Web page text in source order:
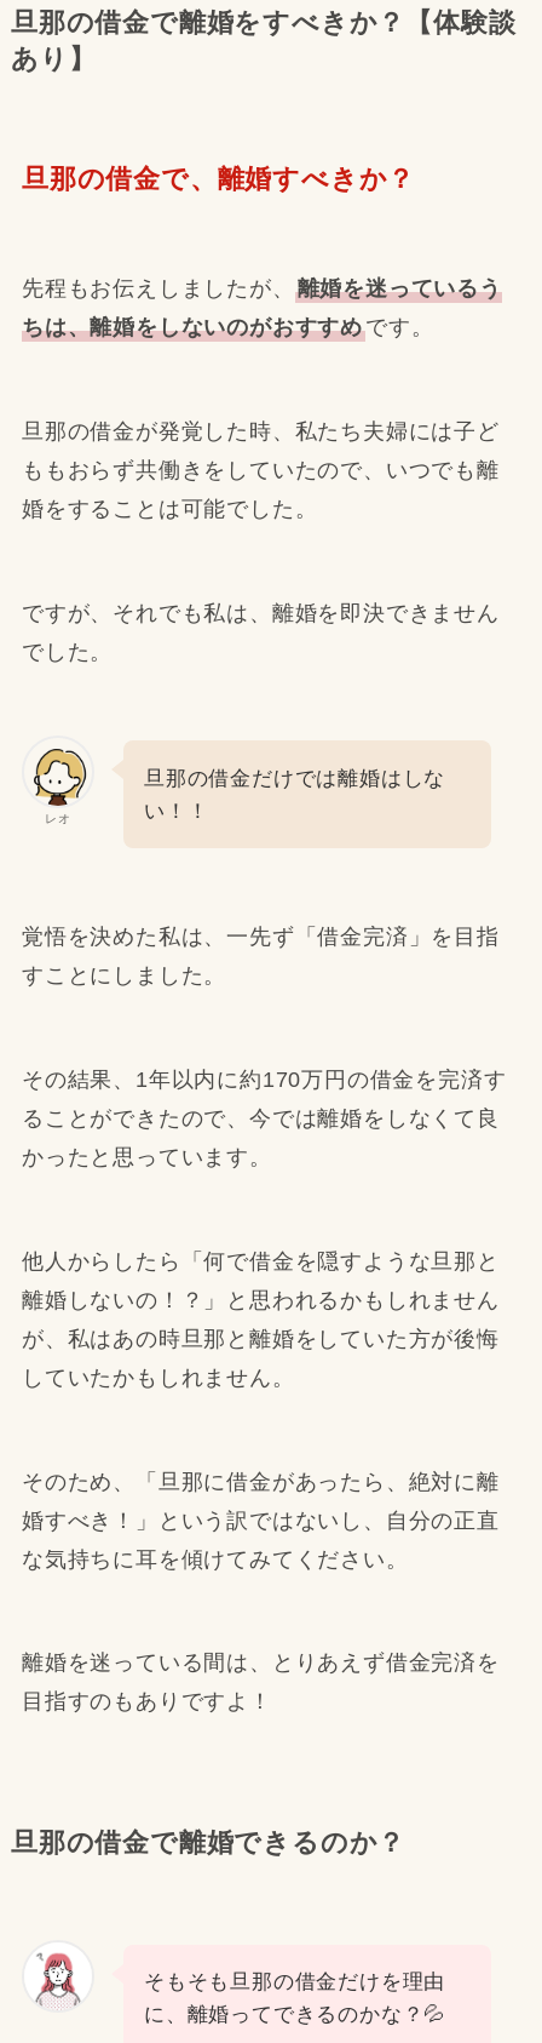
旦那の借金で離婚をすべきか？【体験談
あり】
旦那の借金で、離婚すべきか？
先程もお伝えしましたが、 離婚を迷っているう
ちは、離婚をしないのがおすすめです。
旦那の借金が発覚した時、私たち夫婦には子ど
ももおらず共働きをしていたので、いつでも離
婚をすることは可能でした。
ですが、それでも私は、離婚を即決できません
でした。
レオ
旦那の借金だけでは離婚はしな
い！！
覚悟を決めた私は、一先ず「借金完済」を目指
すことにしました。
その結果、1年以内に約170万円の借金を完済す
ることができたので、今では離婚をしなくて良
かったと思っています。
他人からしたら「何で借金を隠すような旦那と
離婚しないの！？」と思われるかもしれません
が、私はあの時旦那と離婚をしていた方が後悔
していたかもしれません。
そのため、「旦那に借金があったら、絶対に離
婚すべき！」という訳ではないし、自分の正直
な気持ちに耳を傾けてみてください。
離婚を迷っている間は、とりあえず借金完済を
目指すのもありですよ！
旦那の借金で離婚できるのか？
そもそも旦那の借金だけを理由
に、離婚ってできるのかな？💦